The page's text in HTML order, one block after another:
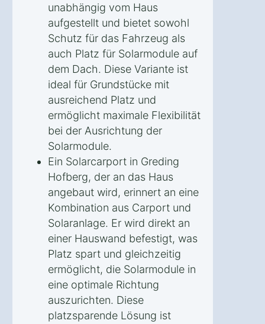
unabhängig vom Haus
aufgestellt und bietet sowohl
Schutz für das Fahrzeug als
auch Platz für Solarmodule auf
dem Dach. Diese Variante ist
ideal für Grundstücke mit
ausreichend Platz und
ermöglicht maximale Flexibilität
bei der Ausrichtung der
Solarmodule.
Ein Solarcarport in Greding
Hofberg, der an das Haus
angebaut wird, erinnert an eine
Kombination aus Carport und
Solaranlage. Er wird direkt an
einer Hauswand befestigt, was
Platz spart und gleichzeitig
ermöglicht, die Solarmodule in
eine optimale Richtung
auszurichten. Diese
platzsparende Lösung ist